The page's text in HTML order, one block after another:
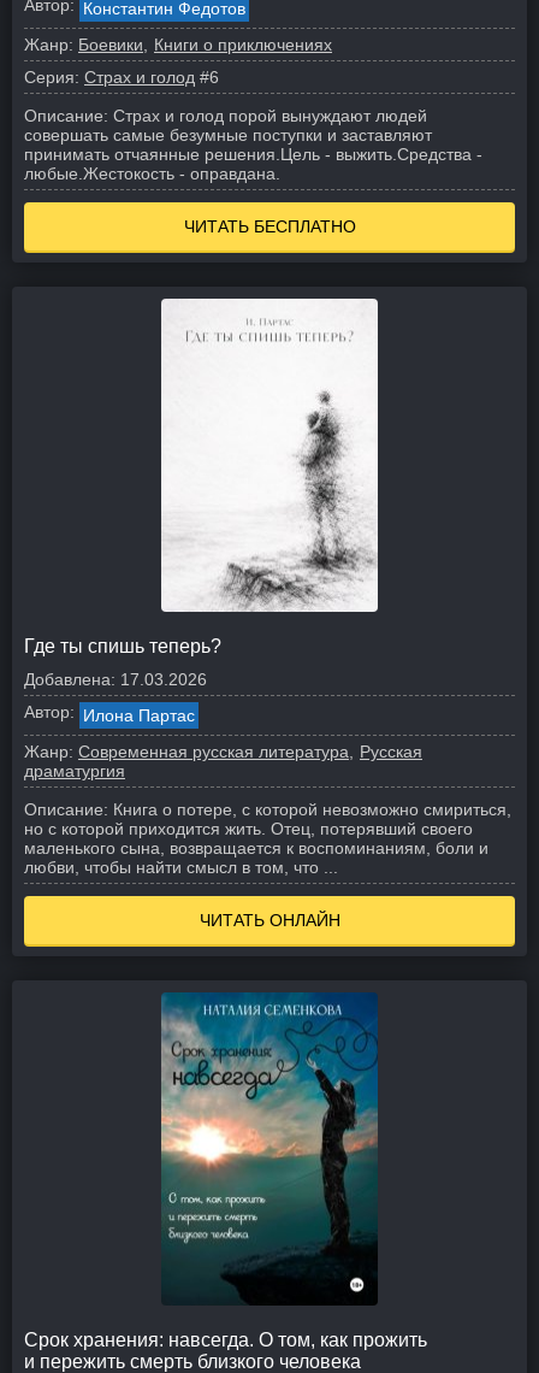
Автор: Константин Федотов
Жанр: Боевики
Книги о приключениях
Серия: Страх и голод #6
Описание: Страх и голод порой вынуждают людей
совершать самые безумные поступки и заставляют
принимать отчаянные решения. Цель - выжить. Средства -
любые. Жестокость - оправдана.
ЧИТАТЬ БЕСПЛАТНО
Где ты спишь теперь?
Добавлена: 17.03.2026
Автор: Илона Партас
Жанр: Современная русская литература
Русская
драматургия
Описание: Книга о потере, с которой невозможно смириться,
но с которой приходится жить. Отец, потерявший своего
маленького сына, возвращается к воспоминаниям, боли и
любви, чтобы найти смысл в том, что ...
ЧИТАТЬ ОНЛАЙН
Срок хранения: навсегда. О том, как прожить
и пережить смерть близкого человека